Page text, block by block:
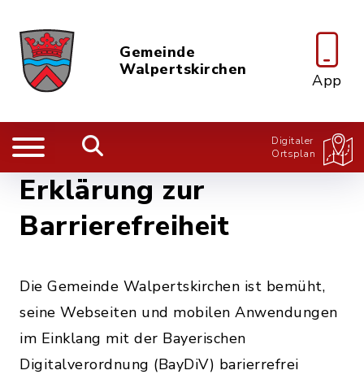
Gemeinde
Walpertskirchen
App
Digitaler
Ortsplan
Erklärung zur
Barrierefreiheit
Die Gemeinde Walpertskirchen ist bemüht,
seine Webseiten und mobilen Anwendungen
im Einklang mit der Bayerischen
Digitalverordnung (BayDiV) barierrefrei